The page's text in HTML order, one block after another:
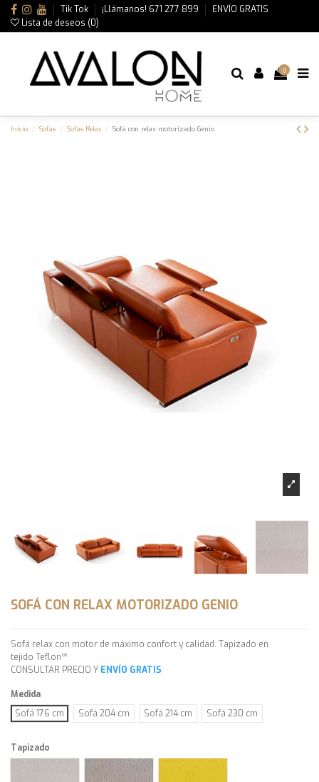
Tik Tok ¡Llámanos! 671 277 899
ENVÍO GRATIS
Lista de deseos (0)
0
Inicio Sofás Sofás Relax Sofá con relax motorizado Genio
SOFÁ CON RELAX MOTORIZADO GENIO
Sofá relax con motor de máximo confort y calidad. Tapizado en
tejido Teflon™
CONSULTAR PRECIO Y ENVÍO GRATIS
Medida
Sofá 176 cm
Sofá 204 cm Sofá 214 cm Sofá 230 cm
Tapizado
Antepelle perla
Antepelle arena